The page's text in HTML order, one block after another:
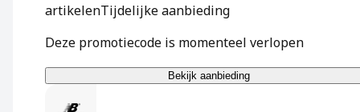
artikelenTijdelijke aanbieding
Deze promotiecode is momenteel verlopen
Bekijk aanbieding